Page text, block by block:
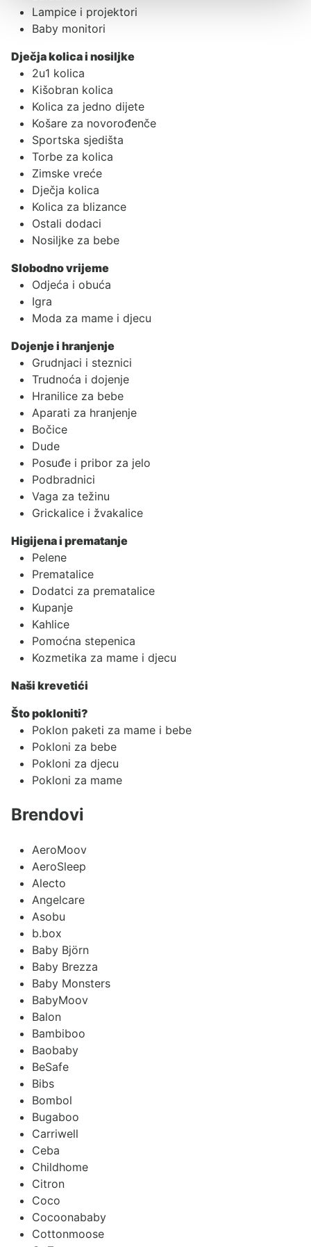
Lampice i projektori
Baby monitori
Dječja kolica i nosiljke
2u1 kolica
Kišobran kolica
Kolica za jedno dijete
Košare za novorođenče
Sportska sjedišta
Torbe za kolica
Zimske vreće
Dječja kolica
Kolica za blizance
Ostali dodaci
Nosiljke za bebe
Slobodno vrijeme
Odjeća i obuća
Igra
Moda za mame i djecu
Dojenje i hranjenje
Grudnjaci i steznici
Trudnoća i dojenje
Hranilice za bebe
Aparati za hranjenje
Bočice
Dude
Posuđe i pribor za jelo
Podbradnici
Vaga za težinu
Grickalice i žvakalice
Higijena i prematanje
Pelene
Prematalice
Dodatci za prematalice
Kupanje
Kahlice
Pomoćna stepenica
Kozmetika za mame i djecu
Naši krevetići
Što pokloniti?
Poklon paketi za mame i bebe
Pokloni za bebe
Pokloni za djecu
Pokloni za mame
Brendovi
AeroMoov
AeroSleep
Alecto
Angelcare
Asobu
b.box
Baby Björn
Baby Brezza
Baby Monsters
BabyMoov
Balon
Bambiboo
Baobaby
BeSafe
Bibs
Bombol
Bugaboo
Carriwell
Ceba
Childhome
Citron
Coco
Cocoonababy
Cottonmoose